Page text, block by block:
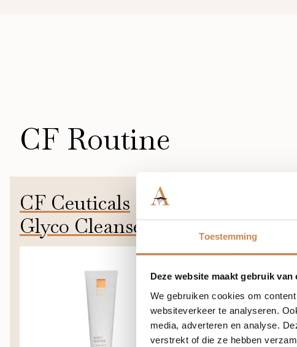
Toestemming
Deze website maakt gebruik van
We gebruiken cookies om
websiteverkeer te analyseren.
media, adverteren en analyse.
verstrekt of die ze hebben
CF Routine
CF Ceuticals
Glyco Cleanse
brasion